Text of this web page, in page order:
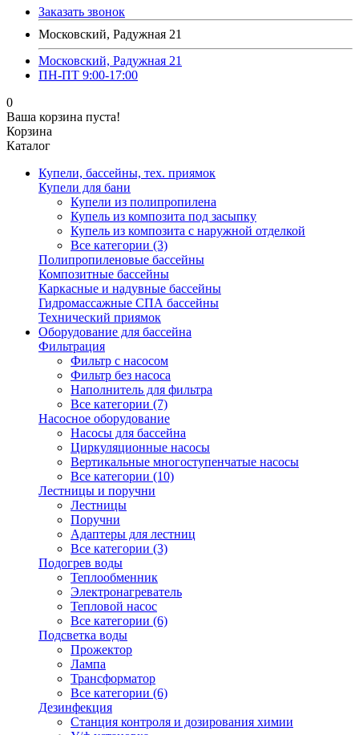
Заказать звонок
Московский, Радужная 21
Московский, Радужная 21
ПН-ПТ 9:00-17:00
0
Ваша корзина пуста!
Корзина
Каталог
Купели, бассейны, тех. приямок
Купели для бани
Купели из полипропилена
Купель из композита под засыпку
Купель из композита с наружной отделкой
Все категории (3)
Полипропиленовые бассейны
Композитные бассейны
Каркасные и надувные бассейны
Гидромассажные СПА бассейны
Технический приямок
Оборудование для бассейна
Фильтрация
Фильтр с насосом
Фильтр без насоса
Наполнитель для фильтра
Все категории (7)
Насосное оборудование
Насосы для бассейна
Циркуляционные насосы
Вертикальные многоступенчатые насосы
Все категории (10)
Лестницы и поручни
Лестницы
Поручни
Адаптеры для лестниц
Все категории (3)
Подогрев воды
Теплообменник
Электронагреватель
Тепловой насос
Все категории (6)
Подсветка воды
Прожектор
Лампа
Трансформатор
Все категории (6)
Дезинфекция
Станция контроля и дозирования химии